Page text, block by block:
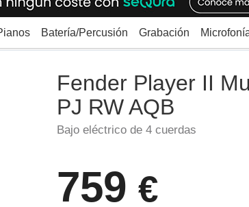
Batería/Percusión Grabación
Bass PJ RW AQB
Fender Player II
PJ RW AQB
Bajo eléctrico de 4 cuerdas
759 €